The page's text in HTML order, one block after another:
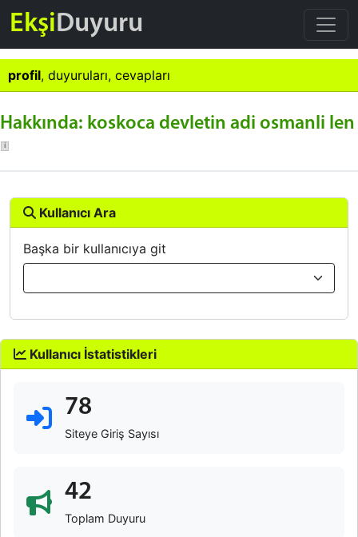
EkşiDuyuru
profil, duyuruları, cevapları
Hakkında: koskoca devletin adi osmanli len
Kullanıcı Ara
Başka bir kullanıcıya git
Kullanıcı İstatistikleri
78
Siteye Giriş Sayısı
42
Toplam Duyuru